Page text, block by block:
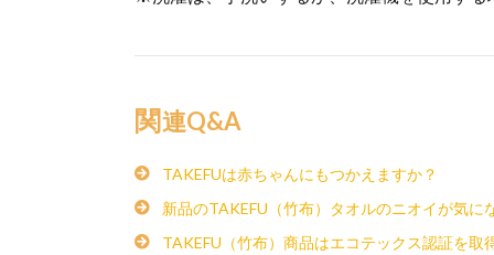
関連Q&A
TAKEFUは赤ちゃんにもつかえますか？
新品のTAKEFU（竹布）タオルのニオイが気に
TAKEFU（竹布）商品はエコテックス認証を取